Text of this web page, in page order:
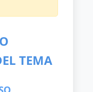
TEMA